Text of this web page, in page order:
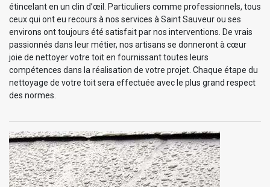
étincelant en un clin d’œil. Particuliers comme professionnels, tous
ceux qui ont eu recours à nos services à Saint Sauveur ou ses
environs ont toujours été satisfait par nos interventions. De vrais
passionnés dans leur métier, nos artisans se donneront à cœur
joie de nettoyer votre toit en fournissant toutes leurs
compétences dans la réalisation de votre projet. Chaque étape du
nettoyage de votre toit sera effectuée avec le plus grand respect
des normes.